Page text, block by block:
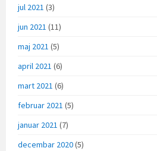
jul 2021 (3)
jun 2021 (11)
maj 2021 (5)
april 2021 (6)
mart 2021 (6)
februar 2021 (5)
januar 2021 (7)
decembar 2020(5)